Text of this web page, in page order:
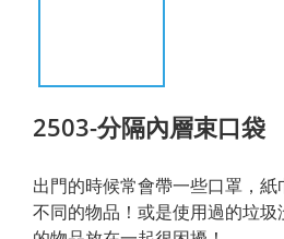
2503-分隔內層束口袋
出門的時候常會帶一些口罩，
不同的物品！或是使用過的垃